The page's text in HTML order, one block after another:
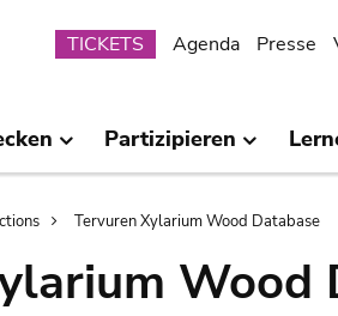
Submenu
TICKETS Agenda Presse
Partizipieren
Tervuren Xylarium Wood Database
Wood